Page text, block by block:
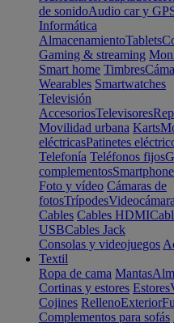
de sonidoAudio car y
Informática
AlmacenamientoTablets
Gaming & streaming
Smart home Timbres
Wearables Smartwatches
Televisión
AccesoriosTelevisores
Movilidad urbana Karts
eléctricasPatinetes
Telefonía Teléfonos fijos
complementos
Foto y vídeo Cámaras de
fotosTrípodes
Cables Cables HDMI
USBCables Jack
Consolas y videojuegos
Textil
Ropa de cama Mantas
Cortinas y estores Estores
Cojines RellenoExterior
Complementos para sofás